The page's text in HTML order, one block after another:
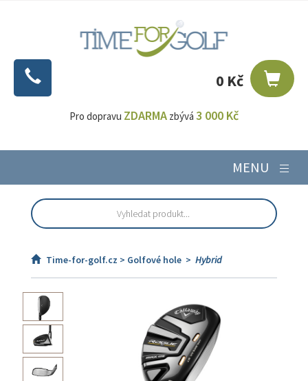
0 Kč
Pro dopravu ZDARMA zbývá 3 000 Kč
MENU
Time-for-golf.cz > Golfové hole > Hybrid